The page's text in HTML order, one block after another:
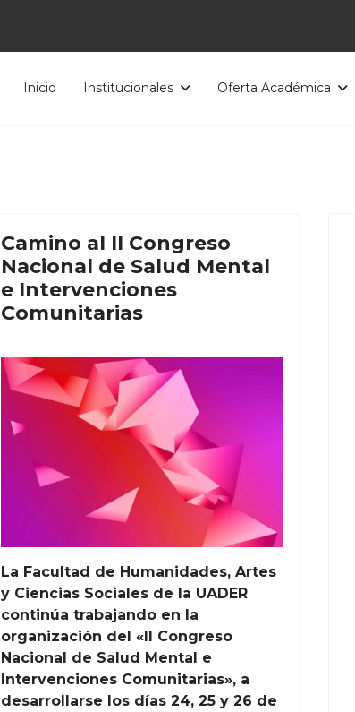
Inicio Institucionales Oferta Académica
Camino al II Congreso
Nacional de Salud Mental
e Intervenciones
Comunitarias
La Facultad de Humanidades, Artes
y Ciencias Sociales de la UADER
continúa trabajando en la
organización del «II Congreso
Nacional de Salud Mental e
Intervenciones Comunitarias», a
desarrollarse los días 24, 25 y 26 de